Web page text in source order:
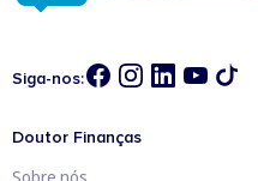
Siga-nos:
Doutor Finanças